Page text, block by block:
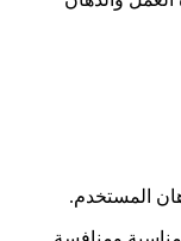
المستخدم.